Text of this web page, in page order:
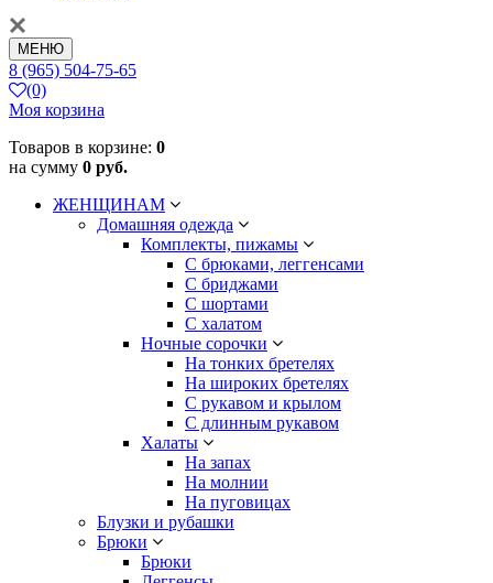
МЕНЮ
8 (965) 504-75-65
(0)
Моя корзина
Товаров в корзине: 0
на сумму 0 руб.
ЖЕНЩИНАМ
Домашняя одежда
Комплекты, пижамы
С брюками, леггенсами
С бриджами
С шортами
С халатом
Ночные сорочки
На тонких бретелях
На широких бретелях
С рукавом и крылом
С длинным рукавом
Халаты
На запах
На молнии
На пуговицах
Блузки и рубашки
Брюки
Брюки